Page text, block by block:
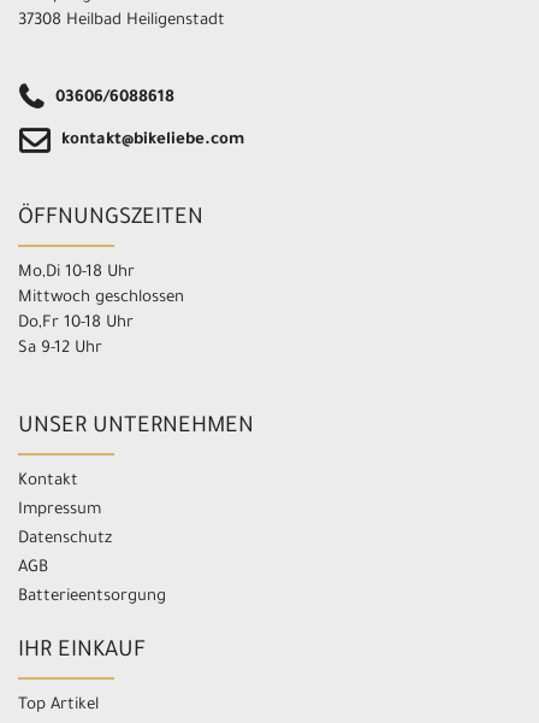
37308 Heilbad Heiligenstadt
03606/6088618
kontakt@bikeliebe.com
ÖFFNUNGSZEITEN
Mo,Di 10-18 Uhr
Mittwoch geschlossen
Do,Fr 10-18 Uhr
Sa 9-12 Uhr
UNSER UNTERNEHMEN
Kontakt
Impressum
Datenschutz
AGB
Batterieentsorgung
IHR EINKAUF
Top Artikel